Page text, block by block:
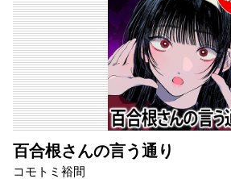
百合根さんの言う通り
コモトミ裕間